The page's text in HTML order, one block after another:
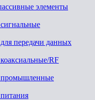
элементы
передачи данных
RF
промышленные